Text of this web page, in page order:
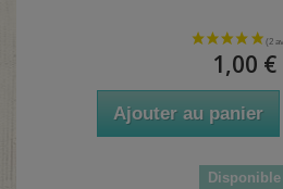
1,00 €
Ajouter au panier
Disponible